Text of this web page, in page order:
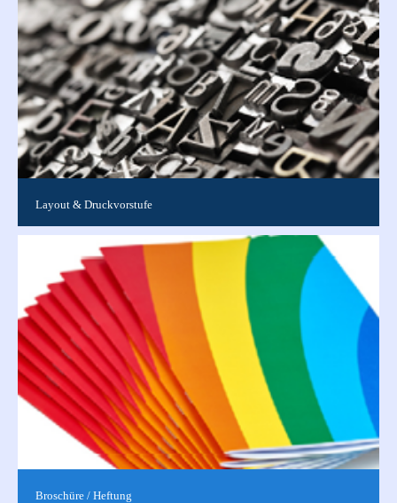
Layout & Druckvorstufe
Layoutspezifische Anfragen zu laufenden Aufträgen Tel. 0911 /
519 00 10 E-Mail Diese E-Mail-Adresse ist vor Spambots
geschützt!...
Broschüre / Heftung